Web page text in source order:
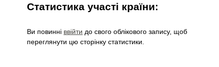
Статистика участі країни:
Ви повинні ввійти до свого облікового запису, щоб
переглянути цю сторінку статистики.